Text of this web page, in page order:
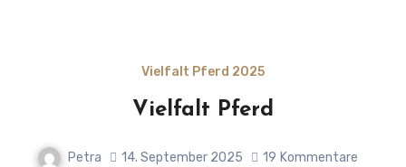
Vielfalt Pferd 2025
Vielfalt Pferd
Petra 14. September 2025 19 Kommentare